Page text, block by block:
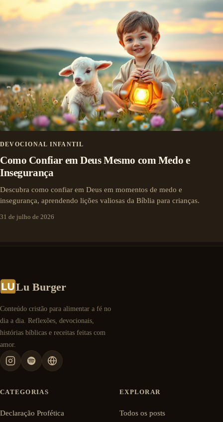
DEVOCIONAL INFANTIL
Como Confiar em Deus Mesmo com Medo e
Insegurança
Descubra como confiar em Deus em momentos de medo e
insegurança, aprendendo lições valiosas da Bíblia para crianças.
31 de julho de 2026
Lu Burger
Conteúdo cristão para alimentar a fé no
dia a dia. Reflexões, devocionais,
histórias bíblicas e receitas feitas com
amor.
CATEGORIAS
Declaração Profética
EXPLORAR
Todos os posts